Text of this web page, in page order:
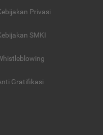
Privasi
SMKI
Gratifikasi